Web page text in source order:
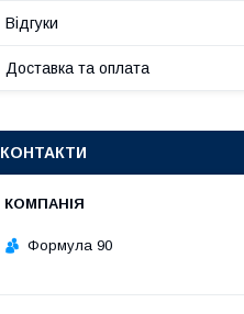
Відгуки
Доставка та оплата
КОНТАКТИ
Формула 90